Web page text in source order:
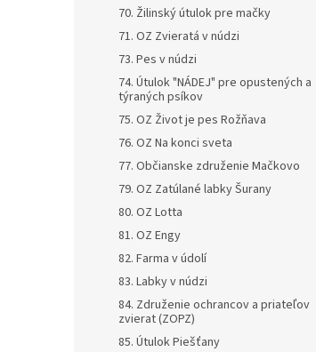
70. Žilinský útulok pre mačky
71. OZ Zvieratá v núdzi
73. Pes v núdzi
74. Útulok "NÁDEJ" pre opustených a
týraných psíkov
75. OZ Život je pes Rožňava
76. OZ Na konci sveta
77. Občianske združenie Mačkovo
79. OZ Zatúlané labky Šurany
80. OZ Lotta
81. OZ Engy
82. Farma v údolí
83. Labky v núdzi
84. Združenie ochrancov a priateľov
zvierat (ZOPZ)
85. Útulok Piešťany